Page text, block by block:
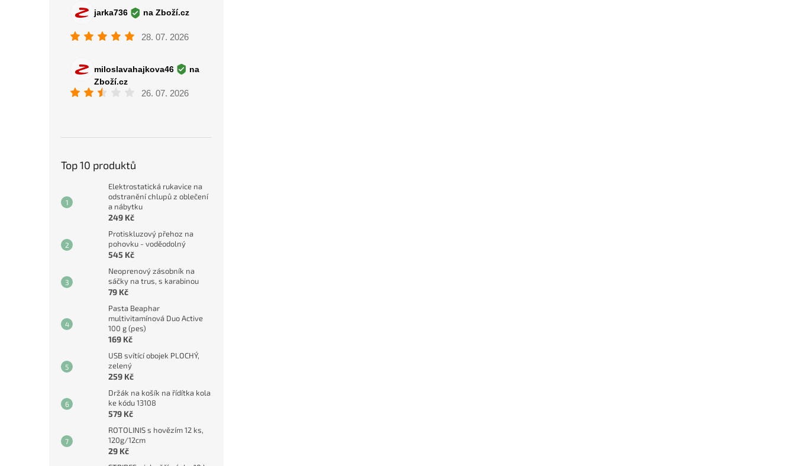
Top 10 produktů
Elektrostatická rukavice na
odstranění chlupů z oblečení
a nábytku
249 Kč
Protiskluzový přehoz na
pohovku - voděodolný
545 Kč
Neoprenový zásobník na
sáčky na trus, s karabinou
79 Kč
Pasta Beaphar
multivitamínová Duo Active
100 g (pes)
169 Kč
USB svítící obojek PLOCHÝ,
zelený
259 Kč
Držák na košík na řídítka kola
ke kódu 13108
579 Kč
ROTOLINIS s hovězím 12 ks,
120g/12cm
29 Kč